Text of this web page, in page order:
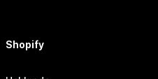
Shopify